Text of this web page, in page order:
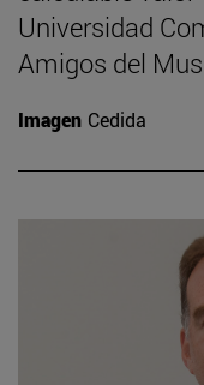
Universidad
Amigos del
Imagen Cedida